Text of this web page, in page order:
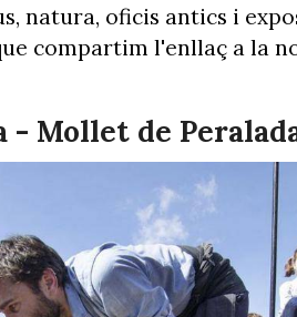
natura, oficis antics i
compartim l'enllaç a la
- Mollet de